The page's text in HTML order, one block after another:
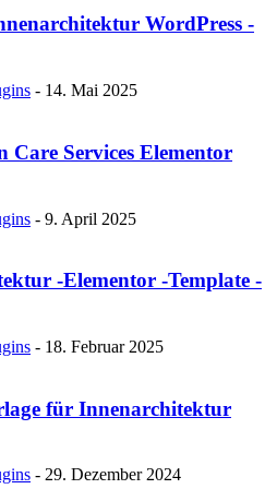
WordPress -
- 14. Mai 2025
Services Elementor
- 9. April 2025
-Elementor -Template -
- 18. Februar 2025
für Innenarchitektur
- 29. Dezember 2024